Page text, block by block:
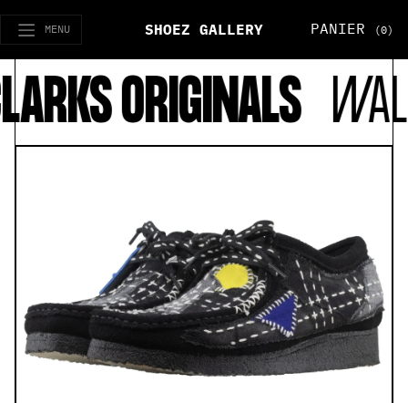
MENU SHOEZ GALLERY PANIER (0)
ORIGINALS